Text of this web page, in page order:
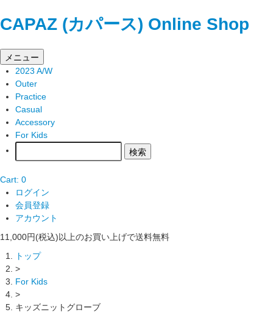
CAPAZ (カパース) Online Shop
メニュー
2023 A/W
Outer
Practice
Casual
Accessory
For Kids
Cart: 0
ログイン
会員登録
アカウント
11,000円(税込)以上のお買い上げで送料無料
トップ
>
For Kids
>
キッズニットグローブ